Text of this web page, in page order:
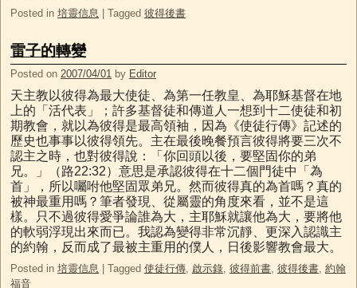
Posted in 培靈信息 Tagged 彼得後書
雷子的轉變
Posted on 2007/04/01 by Editor
天主教以彼得為最大使徒、為第一任教皇、為耶穌基督在地
上的「活代表」；許多基督徒和傳道人一想到十二使徒和初
期教會，就以為彼得是最高領袖，因為《使徒行傳》記述的
歷史也事事以彼得領先。主在最後晚餐預言彼得將要三次不
認主之時，也對彼得說：「你回頭以後，要堅固你的弟
兄。」（路22:32）意思是承認彼得在十二個門徒中「為
首」，所以囑咐他堅固眾弟兄。然而彼得真的為首嗎？真的
被神最重用嗎？筆者發現、從屬靈的角度來看，並不是這
樣。只不過彼得愛爭論誰為大，主耶穌就讓他為大，要將他
的軟弱浮現出來而已。我認為變得非常沉靜、更深入認識主
的約翰，反而成了最被主重用的僕人，日後影響教會最大。
Posted in 培靈信息 | Tagged 使徒行傳 啟示錄 彼得前書 彼得後書 約翰
福音